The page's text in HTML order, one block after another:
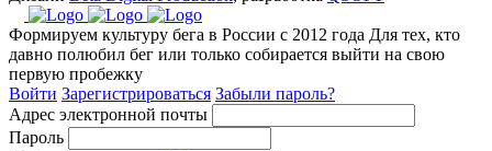
Формируем культуру бега в России с 2012 года Для тех, кто
давно полюбил бег или только собирается выйти на свою
первую пробежку
Войти Зарегистрироваться Забыли пароль?
Адрес электронной почты
Пароль